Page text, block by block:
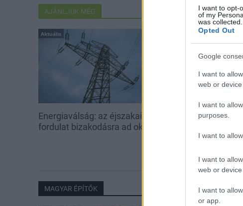
I want to opt-
of my
was collected.
Opted Out
Google
I want to
web or
I want to
purposes.
I want to
I want to
web or
I want to
or app.
AJÁNLJUK MÉG
Aktuális
Energiaválság: az éjszakai
fordulat bizakodásra ad okot
Paks: hétfőn és
utolsó turbina
MAGYAR ÉPÍTŐK